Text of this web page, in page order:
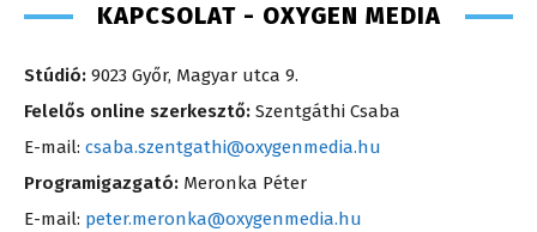
KAPCSOLAT - OXYGEN MEDIA
Stúdió: 9023 Győr, Magyar utca 9.
Felelős online szerkesztő: Szentgáthi Csaba
E-mail: csaba.szentgathi@oxygenmedia.hu
Programigazgató: Meronka Péter
E-mail: peter.meronka@oxygenmedia.hu